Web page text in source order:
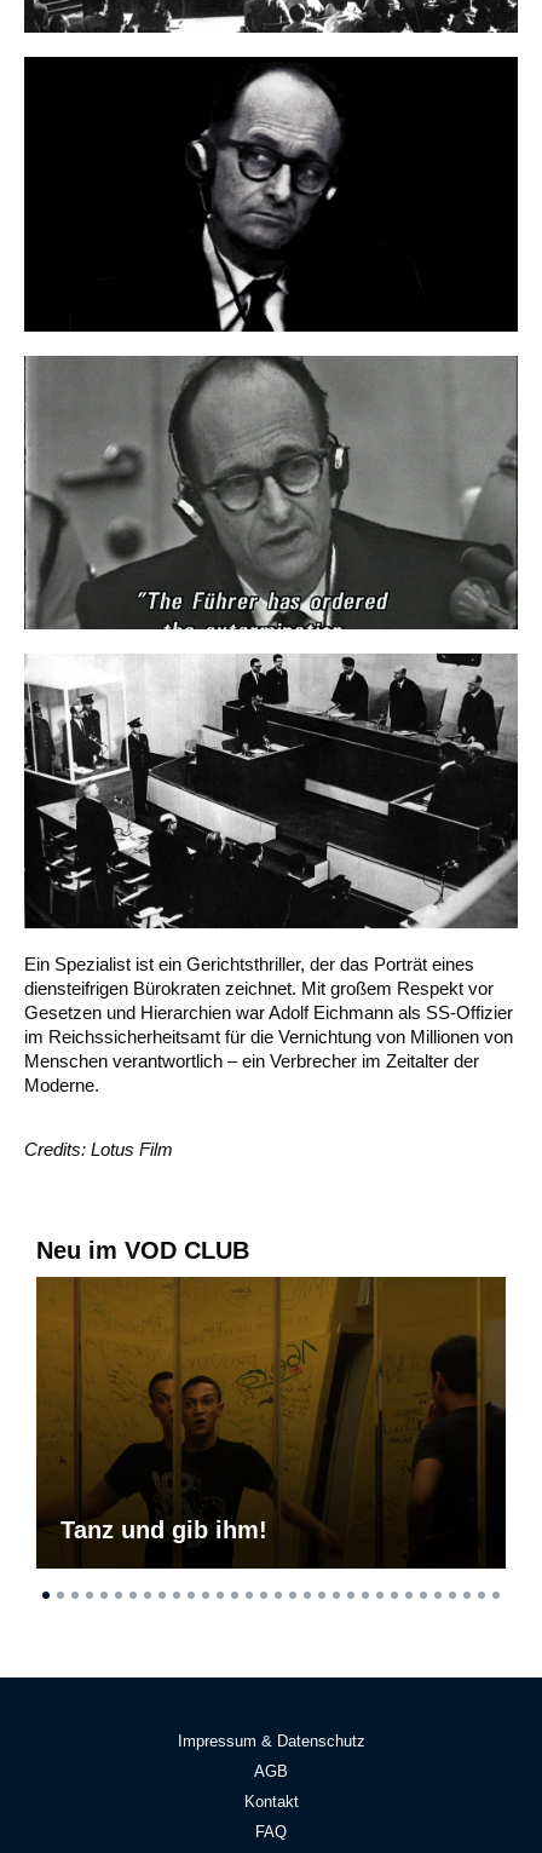
Ein Spezialist ist ein Gerichtsthriller, der das Porträt eines
diensteifrigen Bürokraten zeichnet. Mit großem Respekt vor
Gesetzen und Hierarchien war Adolf Eichmann als SS-Offizier
im Reichssicherheitsamt für die Vernichtung von Millionen von
Menschen verantwortlich – ein Verbrecher im Zeitalter der
Moderne.
Credits: Lotus Film
Neu im VOD CLUB
Tanz und gib ihm!
Impressum & Datenschutz
AGB
Kontakt
FAQ